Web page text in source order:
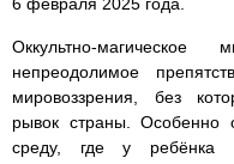
Оккультно-
непреодолимое
мировоззрения, без
рывок страны. Особенно
среду, где у ребёнка